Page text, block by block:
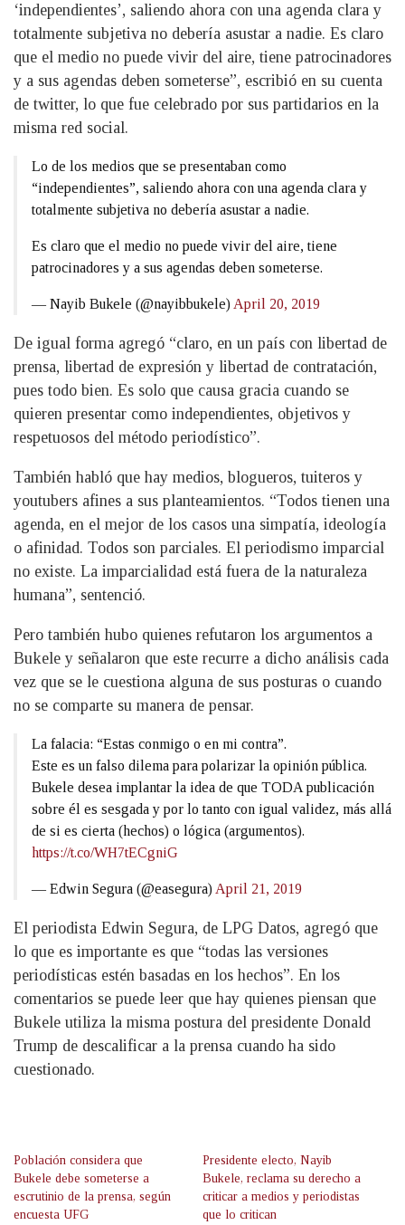
‘independientes’, saliendo ahora con una agenda clara y
totalmente subjetiva no debería asustar a nadie. Es claro
que el medio no puede vivir del aire, tiene patrocinadores
y a sus agendas deben someterse”, escribió en su cuenta
de twitter, lo que fue celebrado por sus partidarios en la
misma red social.
Lo de los medios que se presentaban como
“independientes”, saliendo ahora con una agenda clara y
totalmente subjetiva no debería asustar a nadie.
Es claro que el medio no puede vivir del aire, tiene
patrocinadores y a sus agendas deben someterse.
— Nayib Bukele (@nayibbukele) April 20, 2019
De igual forma agregó “claro, en un país con libertad de
prensa, libertad de expresión y libertad de contratación,
pues todo bien. Es solo que causa gracia cuando se
quieren presentar como independientes, objetivos y
respetuosos del método periodístico”.
También habló que hay medios, blogueros, tuiteros y
youtubers afines a sus planteamientos. “Todos tienen una
agenda, en el mejor de los casos una simpatía, ideología
o afinidad. Todos son parciales. El periodismo imparcial
no existe. La imparcialidad está fuera de la naturaleza
humana”, sentenció.
Pero también hubo quienes refutaron los argumentos a
Bukele y señalaron que este recurre a dicho análisis cada
vez que se le cuestiona alguna de sus posturas o cuando
no se comparte su manera de pensar.
La falacia: “Estas conmigo o en mi contra”.
Este es un falso dilema para polarizar la opinión pública.
Bukele desea implantar la idea de que TODA publicación
sobre él es sesgada y por lo tanto con igual validez, más allá
de si es cierta (hechos) o lógica (argumentos).
https://t.co/WH7tECgniG
— Edwin Segura (@easegura) April 21, 2019
El periodista Edwin Segura, de LPG Datos, agregó que
lo que es importante es que “todas las versiones
periodísticas estén basadas en los hechos”. En los
comentarios se puede leer que hay quienes piensan que
Bukele utiliza la misma postura del presidente Donald
Trump de descalificar a la prensa cuando ha sido
cuestionado.
Población considera que
Bukele debe someterse a
escrutinio de la prensa, según
encuesta UFG
Presidente electo, Nayib
Bukele, reclama su derecho a
criticar a medios y periodistas
que lo critican